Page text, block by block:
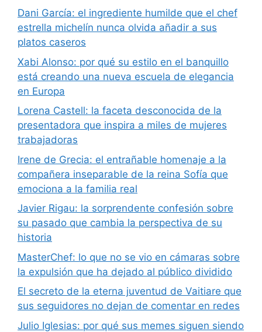
Dani García: el ingrediente humilde que el chef
estrella michelín nunca olvida añadir a sus
platos caseros
Xabi Alonso: por qué su estilo en el banquillo
está creando una nueva escuela de elegancia
en Europa
Lorena Castell: la faceta desconocida de la
presentadora que inspira a miles de mujeres
trabajadoras
Irene de Grecia: el entrañable homenaje a la
compañera inseparable de la reina Sofía que
emociona a la familia real
Javier Rigau: la sorprendente confesión sobre
su pasado que cambia la perspectiva de su
historia
MasterChef: lo que no se vio en cámaras sobre
la expulsión que ha dejado al público dividido
El secreto de la eterna juventud de Vaitiare que
sus seguidores no dejan de comentar en redes
Julio Iglesias: por qué sus memes siguen siendo